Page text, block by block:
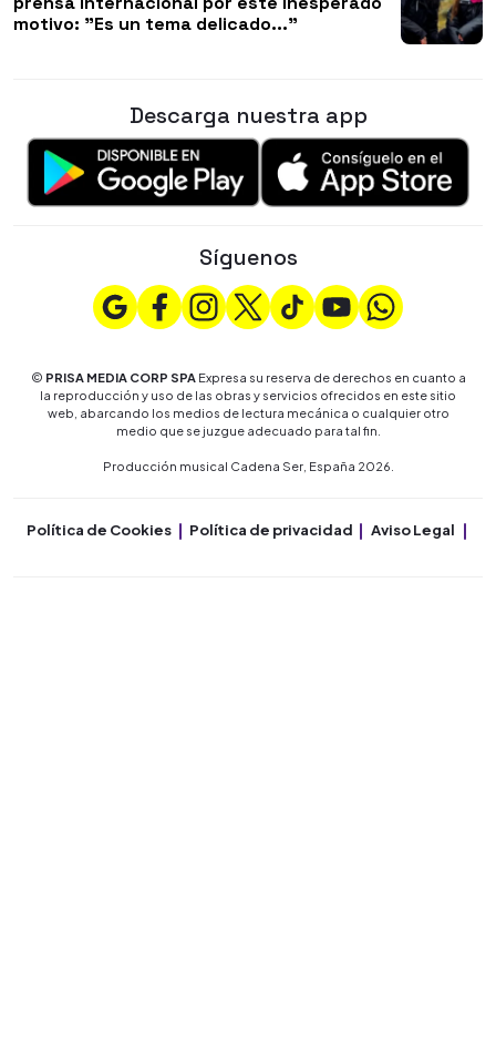
motivo: "Es un tema delicado..."
Descarga nuestra app
Síguenos
© PRISA MEDIA CORP SPAExpresa su reserva de derechos en cuanto a
la reproducción y uso de las obras y servicios ofrecidos en este sitio
web, abarcando los medios de lectura mecánica o cualquier otro
medio que se juzgue adecuado para tal fin.
Producción musical Cadena Ser, España 2026.
Política de Cookies Política de privacidad Aviso Legal